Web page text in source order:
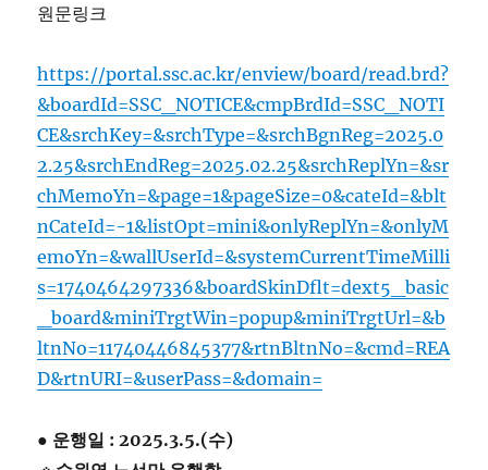
원문링크
https://portal.ssc.ac.kr/enview/board/read.brd?
&boardId=SSC_NOTICE&cmpBrdId=SSC_NOTI
CE&srchKey=&srchType=&srchBgnReg=2025.0
2.25&srchEndReg=2025.02.25&srchReplYn=&sr
chMemoYn=&page=1&pageSize=0&cateId=&blt
nCateId=-1&listOpt=mini&onlyReplYn=&onlyM
emoYn=&wallUserId=&systemCurrentTimeMilli
s=1740464297336&boardSkinDflt=dext5_basic
_board&miniTrgtWin=popup&miniTrgtUrl=&b
ltnNo=11740446845377&rtnBltnNo=&cmd=REA
D&rtnURI=&userPass=&domain=
● 운행일 : 2025.3.5.(수)